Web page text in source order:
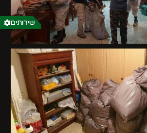
שירותים